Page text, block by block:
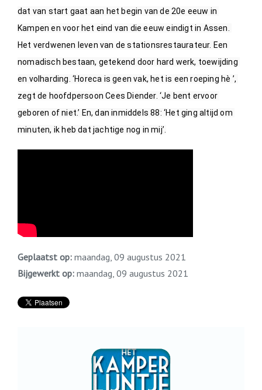
dat van start gaat aan het begin van de 20e eeuw in
Kampen en voor het eind van die eeuw eindigt in Assen.
Het verdwenen leven van de stationsrestaurateur. Een
nomadisch bestaan, getekend door hard werk, toewijding
en volharding. ‘Horeca is geen vak, het is een roeping hè ’,
zegt de hoofdpersoon Cees Diender. ‘Je bent ervoor
geboren of niet.’ En, dan inmiddels 88: ‘Het ging altijd om
minuten, ik heb dat jachtige nog in mij’.
Geplaatst op: maandag, 09 augustus 2021
Bijgewerkt op: maandag, 09 augustus 2021